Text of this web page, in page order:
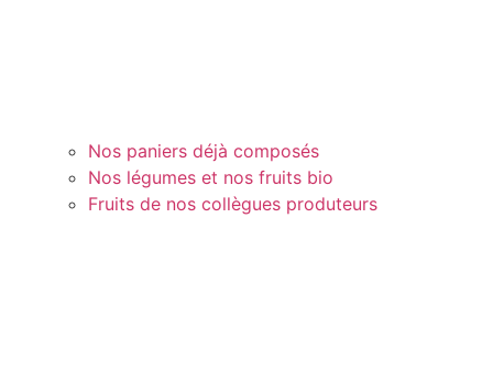
Nos paniers déjà composés
Nos légumes et nos fruits bio
Fruits de nos collègues produteurs